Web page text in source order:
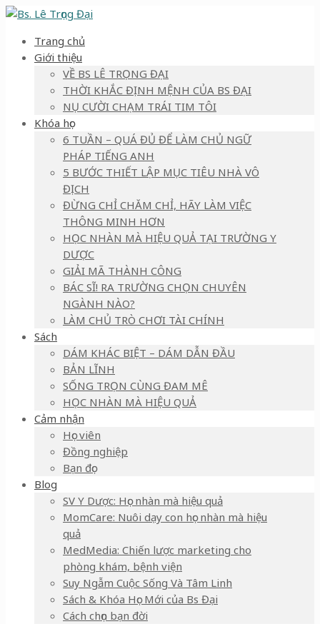
Trang chủ
Giới thiệu
VỀ BS LÊ TRỌNG ĐẠI
THỜI KHẮC ĐỊNH MỆNH CỦA BS ĐẠI
NỤ CƯỜI CHẠM TRÁI TIM TÔI
Khóa học
6 TUẦN – QUÁ ĐỦ ĐỂ LÀM CHỦ NGỮ
PHÁP TIẾNG ANH
5 BƯỚC THIẾT LẬP MỤC TIÊU NHÀ VÔ
ĐỊCH
ĐỪNG CHỈ CHĂM CHỈ, HÃY LÀM VIỆC
THÔNG MINH HƠN
HỌC NHÀN MÀ HIỆU QUẢ TẠI TRƯỜNG Y
DƯỢC
GIẢI MÃ THÀNH CÔNG
BÁC SĨ! RA TRƯỜNG CHỌN CHUYÊN
NGÀNH NÀO?
LÀM CHỦ TRÒ CHƠI TÀI CHÍNH
Sách
DÁM KHÁC BIỆT – DÁM DẪN ĐẦU
BẢN LĨNH
SỐNG TRỌN CÙNG ĐAM MÊ
HỌC NHÀN MÀ HIỆU QUẢ
Cảm nhận
Học viên
Đồng nghiệp
Bạn đọc
Blog
SV Y Dược: Học nhàn mà hiệu quả
MomCare: Nuôi dạy con học nhàn mà hiệu
quả
MedMedia: Chiến lược marketing cho
phòng khám, bệnh viện
Suy Ngẫm Cuộc Sống Và Tâm Linh
Sách & Khóa Học Mới của Bs Đại
Cách chọn bạn đời